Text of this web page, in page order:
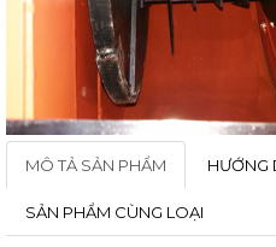
GIA
CÔNG
MÔ TẢ SẢN PHẨM HƯỚNG
SẢN PHẨM CÙNG LOẠI